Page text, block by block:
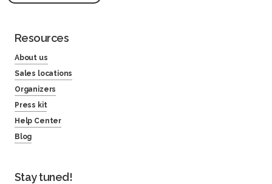
Resources
About us
Sales locations
Organizers
Press kit
Help Center
Blog
Stay tuned!